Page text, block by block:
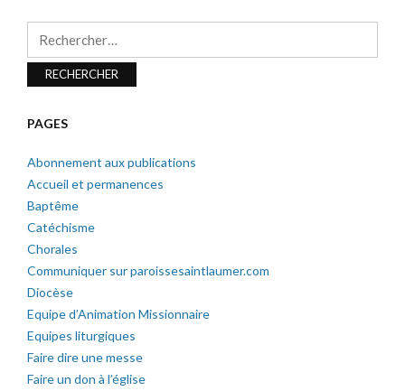
PAGES
Abonnement aux publications
Accueil et permanences
Baptême
Catéchisme
Chorales
Communiquer sur paroissesaintlaumer.com
Diocèse
Equipe d’Animation Missionnaire
Equipes liturgiques
Faire dire une messe
Faire un don à l’église